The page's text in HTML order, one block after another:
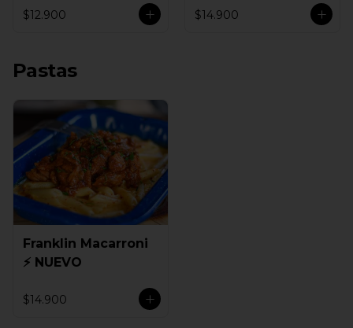
$12.900 $14.900
Pastas
Franklin Macarroni
⚡ NUEVO
$14.900